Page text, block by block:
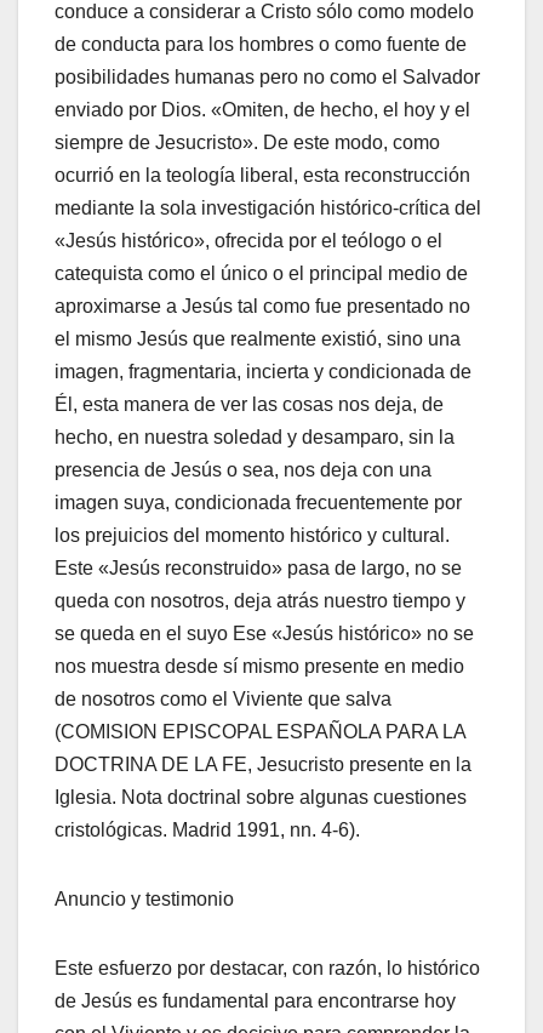
conduce a considerar a Cristo sólo como modelo
de conducta para los hombres o como fuente de
posibilidades humanas pero no como el Salvador
enviado por Dios. «Omiten, de hecho, el hoy y el
siempre de Jesucristo». De este modo, como
ocurrió en la teología liberal, esta reconstrucción
mediante la sola investigación histórico-crítica del
«Jesús histórico», ofrecida por el teólogo o el
catequista como el único o el principal medio de
aproximarse a Jesús tal como fue presentado no
el mismo Jesús que realmente existió, sino una
imagen, fragmentaria, incierta y condicionada de
Él, esta manera de ver las cosas nos deja, de
hecho, en nuestra soledad y desamparo, sin la
presencia de Jesús o sea, nos deja con una
imagen suya, condicionada frecuentemente por
los prejuicios del momento histórico y cultural.
Este «Jesús reconstruido» pasa de largo, no se
queda con nosotros, deja atrás nuestro tiempo y
se queda en el suyo Ese «Jesús histórico» no se
nos muestra desde sí mismo presente en medio
de nosotros como el Viviente que salva
(COMISION EPISCOPAL ESPAÑOLA PARA LA
DOCTRINA DE LA FE, Jesucristo presente en la
Iglesia. Nota doctrinal sobre algunas cuestiones
cristológicas. Madrid 1991, nn. 4-6).
Anuncio y testimonio
Este esfuerzo por destacar, con razón, lo histórico
de Jesús es fundamental para encontrarse hoy